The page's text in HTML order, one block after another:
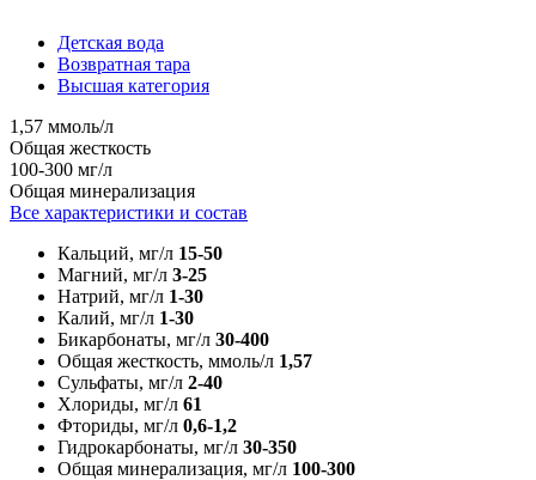
Детская вода
Возвратная тара
Высшая категория
1,57 ммоль/л
Общая жесткость
100-300 мг/л
Общая минерализация
Все характеристики и состав
Кальций, мг/л 15-50
Магний, мг/л 3-25
Натрий, мг/л 1-30
Калий, мг/л 1-30
Бикарбонаты, мг/л 30-400
Общая жесткость, ммоль/л 1,57
Сульфаты, мг/л 2-40
Хлориды, мг/л 61
Фториды, мг/л 0,6-1,2
Гидрокарбонаты, мг/л 30-350
Общая минерализация, мг/л 100-300